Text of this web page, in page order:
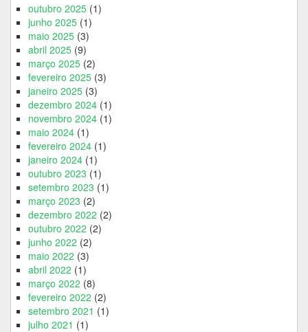
outubro 2025 (1)
junho 2025 (1)
maio 2025 (3)
abril 2025 (9)
março 2025 (2)
fevereiro 2025 (3)
janeiro 2025 (3)
dezembro 2024 (1)
novembro 2024 (1)
maio 2024 (1)
fevereiro 2024 (1)
janeiro 2024 (1)
outubro 2023 (1)
setembro 2023 (1)
março 2023 (2)
dezembro 2022 (2)
outubro 2022 (2)
junho 2022 (2)
maio 2022 (3)
abril 2022 (1)
março 2022 (8)
fevereiro 2022 (2)
setembro 2021 (1)
julho 2021 (1)